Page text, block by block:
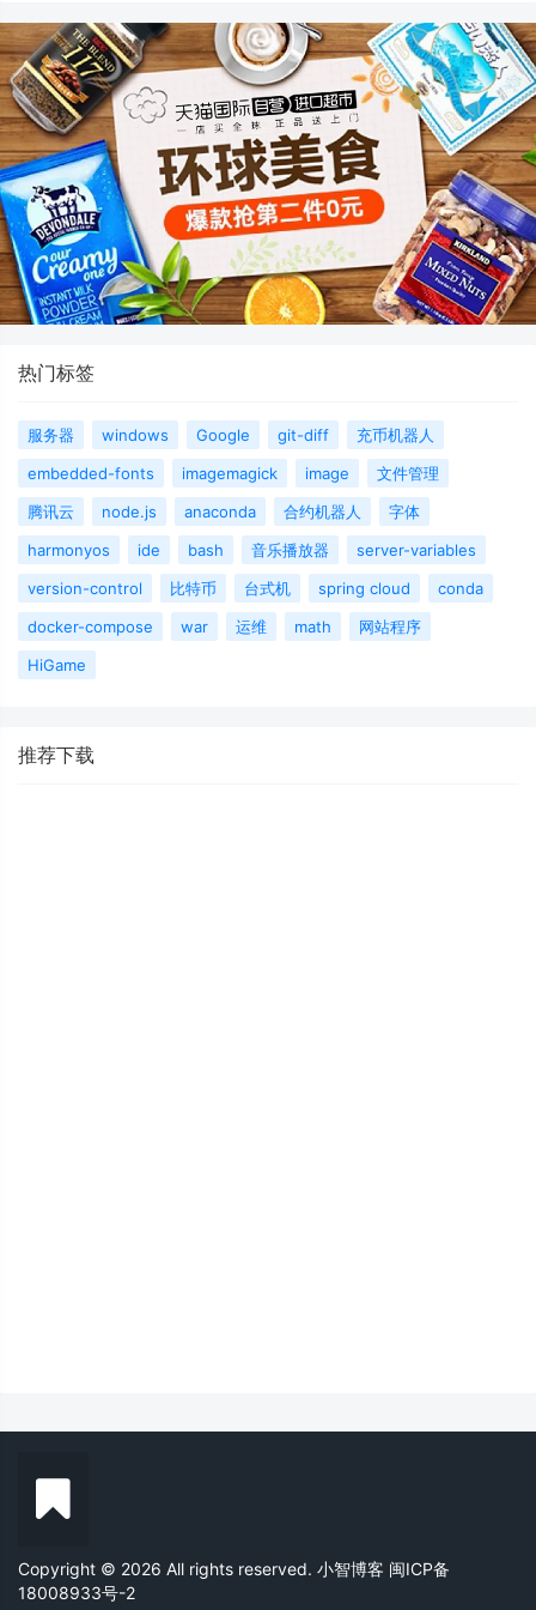
热门标签
服务器 windows Google git-diff
充币机器人
embedded-fonts
imagemagick image
文件管理
腾讯云
node.js anaconda 合约机器人
字体
harmonyos
ide bash 音乐播放器
server-variables
version-control
比特币 台式机 spring cloud
conda
docker-compose
war 运维 math
网站程序
HiGame
推荐下载
Copyright © 2026 All rights reserved. 小智博客 闽ICP备
18008933号-2